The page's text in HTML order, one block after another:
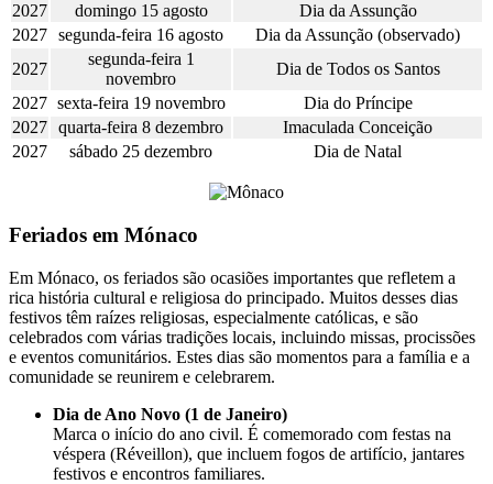
2027
domingo 15 agosto
Dia da Assunção
2027 segunda-feira 16 agosto
Dia da Assunção (observado)
2027
segunda-feira 1
novembro
Dia de Todos os Santos
2027 sexta-feira 19 novembro
Dia do Príncipe
2027 quarta-feira 8 dezembro
Imaculada Conceição
2027
sábado 25 dezembro Dia de Natal
Feriados em Mónaco
Em Mónaco, os feriados são ocasiões importantes que refletem a
rica história cultural e religiosa do principado. Muitos desses dias
festivos têm raízes religiosas, especialmente católicas, e são
celebrados com várias tradições locais, incluindo missas, procissões
e eventos comunitários. Estes dias são momentos para a família e a
comunidade se reunirem e celebrarem.
Dia de Ano Novo (1 de Janeiro)
Marca o início do ano civil. É comemorado com festas na
véspera (Réveillon), que incluem fogos de artifício, jantares
festivos e encontros familiares.